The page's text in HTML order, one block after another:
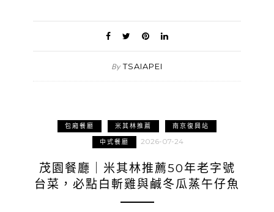
By TSAIAPEI
包廂餐廳 米其林推薦
南京復興站
中式餐廳
2026-07-24
茂園餐廳｜米其林推薦50年老字號
台菜，必點白斬雞與鹹冬瓜蒸午仔魚